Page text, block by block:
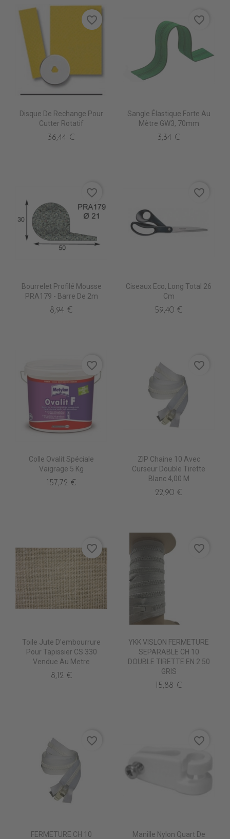
Disque De Rechange Pour
Cutter Rotatif
36,44 €
favorite_border
Sangle Élastique Forte Au
Mètre GW3, 70mm
3,34 €
favorite_border
Bourrelet Profilé Mousse
PRA179 - Barre De 2m
8,94 €
favorite_border
Ciseaux Eco, Long Total 26
Cm
59,40 €
favorite_border
Colle Ovalit Spéciale
Vaigrage 5 Kg
157,72 €
favorite_border
ZIP Chaine 10 Avec
Curseur Double Tirette
Blanc 4,00 M
22,90 €
favorite_border
Toile Jute D'embourrure
Pour Tapissier CS 330
Vendue Au Metre
8,12 €
favorite_border
YKK VISLON FERMETURE
SEPARABLE CH 10
DOUBLE TIRETTE EN 2.50
GRIS
15,88 €
favorite_border
FERMETURE CH 10
favorite_border
Manille Nylon Quart De
favorite_border